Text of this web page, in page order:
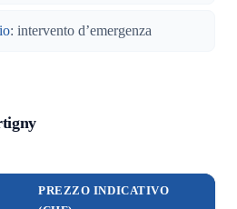
: intervento d’emergenza
PREZZO INDICATIVO